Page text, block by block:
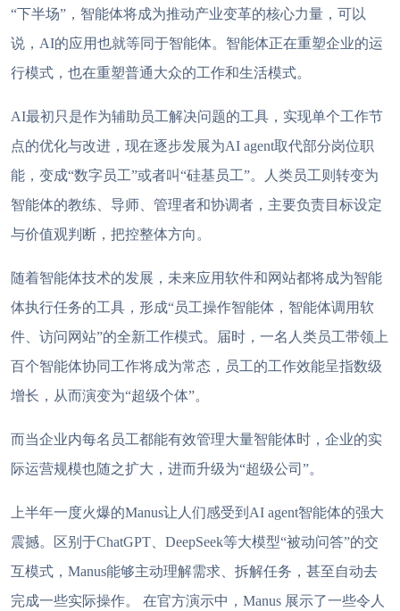
“下半场”，智能体将成为推动产业变革的核心力量，可以
说，AI的应用也就等同于智能体。智能体正在重塑企业的运
行模式，也在重塑普通大众的工作和生活模式。
AI最初只是作为辅助员工解决问题的工具，实现单个工作节
点的优化与改进，现在逐步发展为AI agent取代部分岗位职
能，变成“数字员工”或者叫“硅基员工”。人类员工则转变为
智能体的教练、导师、管理者和协调者，主要负责目标设定
与价值观判断，把控整体方向。
随着智能体技术的发展，未来应用软件和网站都将成为智能
体执行任务的工具，形成“员工操作智能体，智能体调用软
件、访问网站”的全新工作模式。届时，一名人类员工带领上
百个智能体协同工作将成为常态，员工的工作效能呈指数级
增长，从而演变为“超级个体”。
而当企业内每名员工都能有效管理大量智能体时，企业的实
际运营规模也随之扩大，进而升级为“超级公司”。
上半年一度火爆的Manus让人们感受到AI agent智能体的强大
震撼。区别于ChatGPT、DeepSeek等大模型“被动问答”的交
互模式，Manus能够主动理解需求、拆解任务，甚至自动去
完成一些实际操作。
在官方演示中， Manus 展示了一些令人